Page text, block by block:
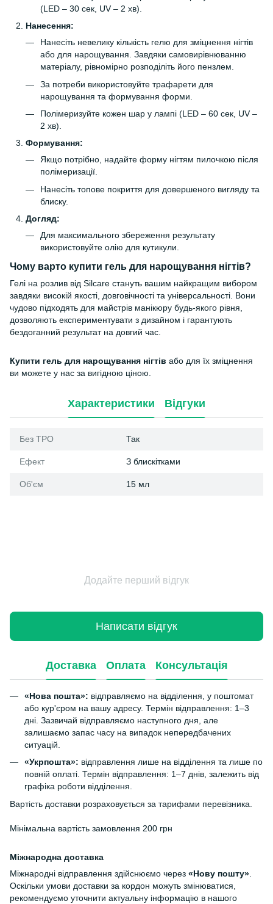
(LED – 30 сек, UV – 2 хв).
Нанесення:
Нанесіть невелику кількість гелю для зміцнення нігтів
або для нарощування. Завдяки самовирівнюванню
матеріалу, рівномірно розподіліть його пензлем.
За потреби використовуйте трафарети для
нарощування та формування форми.
Полімеризуйте кожен шар у лампі (LED – 60 сек, UV –
2 хв).
Формування:
Якщо потрібно, надайте форму нігтям пилочкою після
полімеризації.
Нанесіть топове покриття для довершеного вигляду та
блиску.
Догляд:
Для максимального збереження результату
використовуйте олію для кутикули.
Чому варто купити гель для нарощування нігтів?
Гелі на розлив від Silcare стануть вашим найкращим вибором
завдяки високій якості, довговічності та універсальності. Вони
чудово підходять для майстрів манікюру будь-якого рівня,
дозволяють експериментувати з дизайном і гарантують
бездоганний результат на довгий час.
Купити гель для нарощування нігтів або для їх зміцнення
ви можете у нас за вигідною ціною.
Характеристики Відгуки
Без ТРО Так
Ефект З блискітками
Об'єм 15 мл
Додайте перший відгук
Написати відгук
Доставка Оплата Консультація
«Нова пошта»: відправляємо на відділення, у поштомат
або кур'єром на вашу адресу. Термін відправлення: 1–3
дні. Зазвичай відправляємо наступного дня, але
залишаємо запас часу на випадок непередбачених
ситуацій.
«Укрпошта»: відправлення лише на відділення та лише по
повній оплаті. Термін відправлення: 1–7 днів, залежить від
графіка роботи відділення.
Вартість доставки розраховується за тарифами перевізника.
Мінімальна вартість замовлення 200 грн
Міжнародна доставка
Міжнародні відправлення здійснюємо через «Нову пошту»
Оскільки умови доставки за кордон можуть змінюватися,
рекомендуємо уточнити актуальну інформацію в нашого